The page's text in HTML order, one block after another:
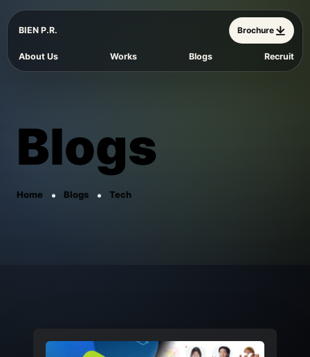
BIEN P.R.
About Us Works Blogs Recruit
Brochure
Blogs
Home Blogs Tech